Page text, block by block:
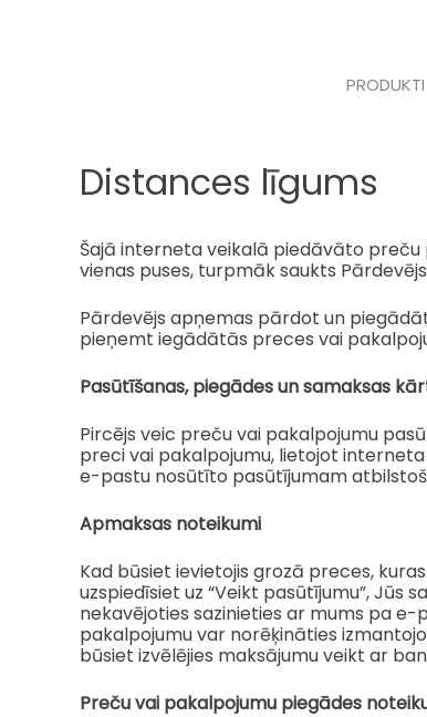
PRODUKTI
Distances līgums
Šajā interneta veikalā piedāvāto preču
vienas puses, turpmāk saukts
Pārdevējs apņemas pārdot un
pieņemt iegādātās preces vai
Pasūtīšanas, piegādes un samaksas
Pircējs veic preču vai pakalpojumu
preci vai pakalpojumu, lietojot
e-pastu nosūtīto pasūtījumam
Apmaksas noteikumi
Kad būsiet ievietojis grozā preces,
uzspiedīsiet uz “Veikt pasūtījumu”,
nekavējoties sazinieties ar mums pa e-
pakalpojumu var norēķināties
būsiet izvēlējies maksājumu veikt ar
Preču vai pakalpojumu piegādes